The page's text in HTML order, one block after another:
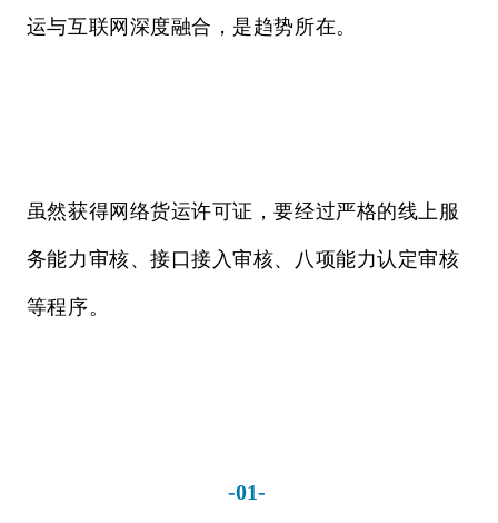
运与互联网深度融合，是趋势所在。
虽然获得网络货运许可证，要经过严格的线上服
务能力审核、接口接入审核、八项能力认定审核
等程序。
-01-